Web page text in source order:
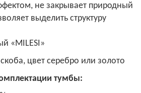
не закрывает природный
выделить структуру
«MILESI»
цвет серебро или золото
тумбы: